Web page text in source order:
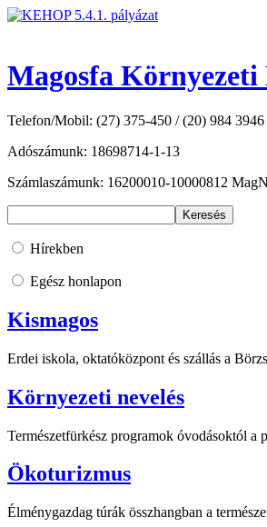
Magosfa
Telefon/Mobil: (27) 375-450 / (20) 984 3946
Adószámunk: 18698714-1-13
Számlaszámunk: 16200010-10000812
Hírekben
Egész honlapon
Kismagos
Erdei iskola, oktatóközpont és szállás a
Környezeti nevelés
Természetfürkész programok óvodásoktól a
Ökoturizmus
Élménygazdag túrák összhangban a